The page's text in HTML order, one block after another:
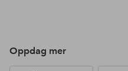
Oppdag mer